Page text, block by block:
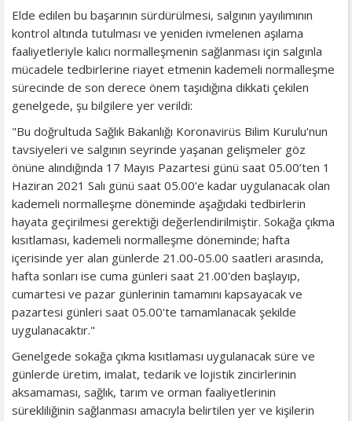
Elde edilen bu başarının sürdürülmesi, salgının yayılımının
kontrol altında tutulması ve yeniden ivmelenen aşılama
faaliyetleriyle kalıcı normalleşmenin sağlanması için salgınla
mücadele tedbirlerine riayet etmenin kademeli normalleşme
sürecinde de son derece önem taşıdığına dikkati çekilen
genelgede, şu bilgilere yer verildi:
"Bu doğrultuda Sağlık Bakanlığı Koronavirüs Bilim Kurulu'nun
tavsiyeleri ve salgının seyrinde yaşanan gelişmeler göz
önüne alındığında 17 Mayıs Pazartesi günü saat 05.00’ten 1
Haziran 2021 Salı günü saat 05.00’e kadar uygulanacak olan
kademeli normalleşme döneminde aşağıdaki tedbirlerin
hayata geçirilmesi gerektiği değerlendirilmiştir. Sokağa çıkma
kısıtlaması, kademeli normalleşme döneminde; hafta
içerisinde yer alan günlerde 21.00-05.00 saatleri arasında,
hafta sonları ise cuma günleri saat 21.00'den başlayıp,
cumartesi ve pazar günlerinin tamamını kapsayacak ve
pazartesi günleri saat 05.00'te tamamlanacak şekilde
uygulanacaktır."
Genelgede sokağa çıkma kısıtlaması uygulanacak süre ve
günlerde üretim, imalat, tedarik ve lojistik zincirlerinin
aksamaması, sağlık, tarım ve orman faaliyetlerinin
sürekliliğinin sağlanması amacıyla belirtilen yer ve kişilerin